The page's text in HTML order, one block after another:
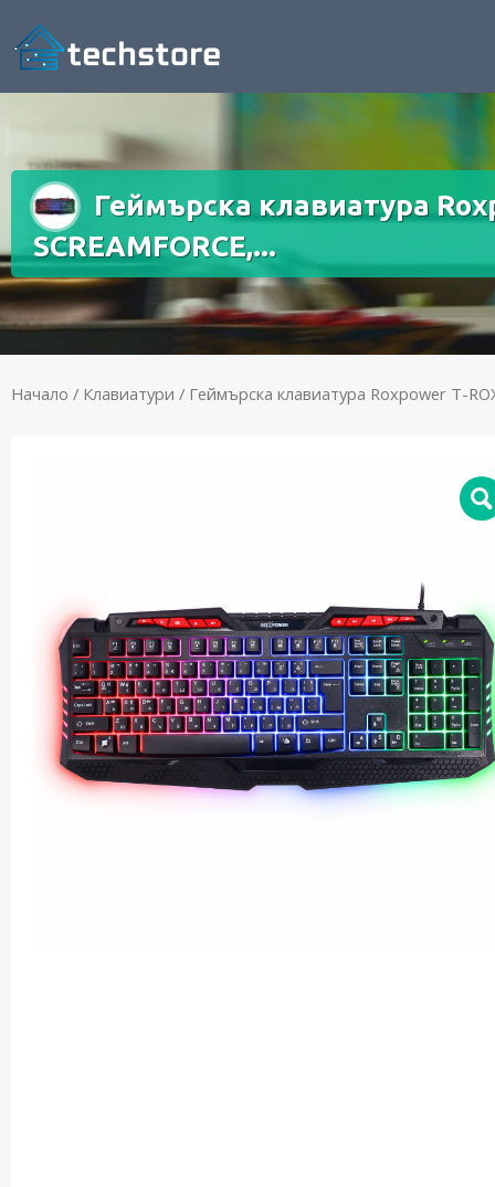
Геймърска клавиатура
SCREAMFORCE,...
Начало / Клавиатури / Геймърска клавиатура Roxpower T-